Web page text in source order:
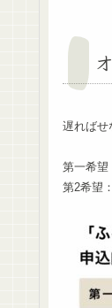
遅ればせ
第一希望
第2希望